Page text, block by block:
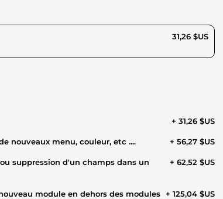
31,26 $US
+ 31,26 $US
nouveaux menu, couleur, etc .... + 56,27 $US
+ 62,52 $US
module en dehors des modules + 125,04 $US